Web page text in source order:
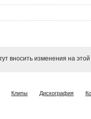
вносить изменения на
Клипы Дискография